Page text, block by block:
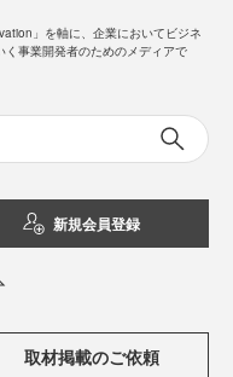
」を軸に、企業においてビジネ
く事業開発者のためのメディアで
新規会員登録
取材掲載のご依頼